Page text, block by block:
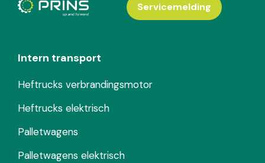
Intern transport
Heftrucks verbrandingsmotor
Heftrucks elektrisch
Palletwagens
Palletwagens elektrisch
Servicemelding